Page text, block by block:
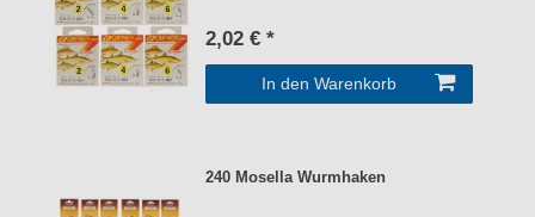
2,02 € *
In den Warenkorb
240 Mosella Wurmhaken